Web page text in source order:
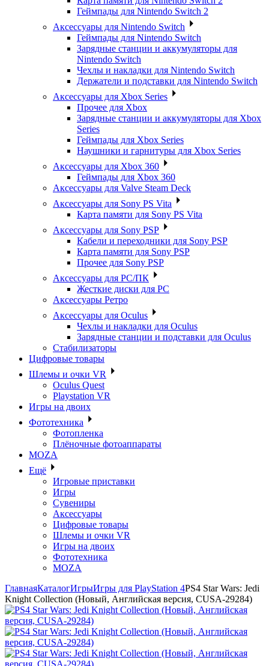
Геймпады для Nintendo Switch 2
Аксессуары для Nintendo Switch
Геймпады для Nintendo Switch
Зарядные станции и аккумуляторы для
Nintendo Switch
Чехлы и накладки для Nintendo Switch
Держатели и подставки для Nintendo Switch
Аксессуары для Xbox Series
Прочее для Xbox
Зарядные станции и аккумуляторы для Xbox
Series
Геймпады для Xbox Series
Наушники и гарнитуры для Xbox Series
Аксессуары для Xbox 360
Геймпады для Xbox 360
Аксессуары для Valve Steam Deck
Аксессуары для Sony PS Vita
Карта памяти для Sony PS Vita
Аксессуары для Sony PSP
Кабели и переходники для Sony PSP
Карта памяти для Sony PSP
Прочее для Sony PSP
Аксессуары для PC/ПК
Жесткие диски для PC
Аксессуары Ретро
Аксессуары для Oculus
Чехлы и накладки для Oculus
Зарядные станции и подставки для Oculus
Стабилизаторы
Цифровые товары
Шлемы и очки VR
Oculus Quest
Playstation VR
Игры на двоих
Фототехника
Фотопленка
Плёночные фотоаппараты
MOZA
Ещё
Игровые приставки
Игры
Сувениры
Аксессуары
Цифровые товары
Шлемы и очки VR
Игры на двоих
Фототехника
MOZA
ГлавнаяКаталогИгрыИгры для PlayStation 4PS4 Star Wars: Jedi
Knight Collection (Новый, Английская версия, CUSA-29284)